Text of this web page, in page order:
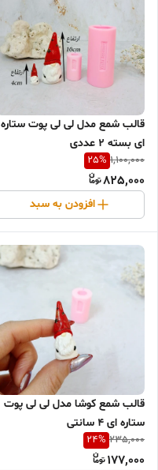
قالب شمع مدل لی لی پوت ستاره
ای بسته 2 عددی
1,100,000
25%
825,000
افزودن به سبد
قالب شمع کوشا مدل لی لی پوت
ستاره ای 4 سانتی
235,000
24%
177,000